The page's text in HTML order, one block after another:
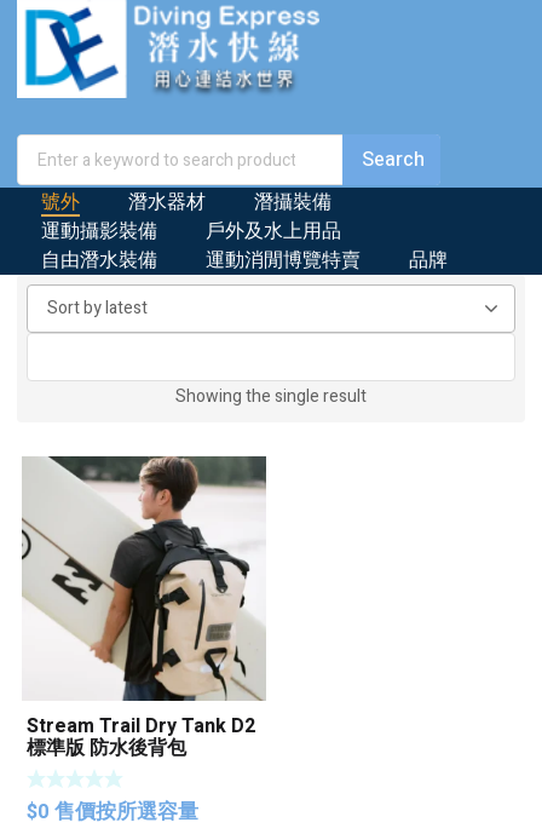
號外 潛水器材
潛攝裝備
運動攝影裝備
戶外及水上用品
自由潛水裝備
運動消閒博覽特賣 品牌
Showing the single result
Stream Trail Dry Tank D2
標準版 防水後背包
$0 售價按所選容量